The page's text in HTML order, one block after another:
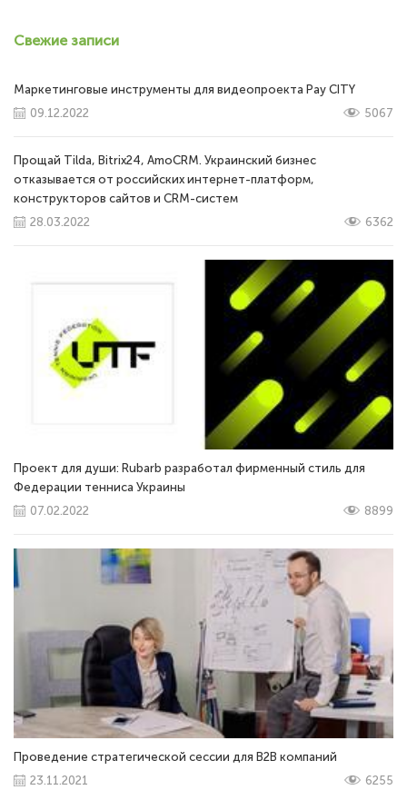
Свежие записи
Маркетинговые инструменты для видеопроекта Pay CITY
09.12.2022
5067
Прощай Tilda, Bitrix24, AmoCRM. Украинский бизнес
отказывается от российских интернет-платформ,
конструкторов сайтов и CRM-систем
28.03.2022
6362
Проект для души: Rubarb разработал фирменный стиль для
Федерации тенниса Украины
07.02.2022
8899
Проведение стратегической сессии для В2В компаний
23.11.2021
6255